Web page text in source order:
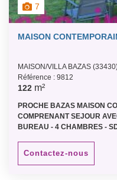
7
MAISON
MAISON/VILLA BAZAS
Référence : 9812
122 m²
PROCHE BAZAS MAISON
COMPRENANT SEJOUR
BUREAU - 4 CHAMBRES -
ENERGETIQUE C) Prix Net
Contactez-nous